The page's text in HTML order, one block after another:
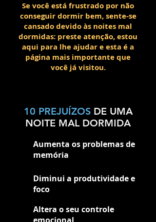
Se você está frustrado por não
conseguir dormir bem, sente-se
cansado devido às noites mal
dormidas: preste atenção, estou
aqui para lhe ajudar e esta é a
página mais importante que
você já visitou.
10 PREJUÍZOS DE UMA
NOITE MAL DORMIDA
Aumenta os problemas de
memória
Diminui a produtividade e
foco
Altera o seu controle